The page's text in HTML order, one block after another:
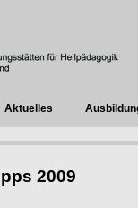
Aktuelles
2009